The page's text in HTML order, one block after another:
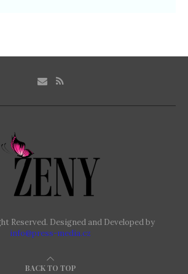
Reserved. Designed and Developed by
info@press-media.cz
BACK TO TOP